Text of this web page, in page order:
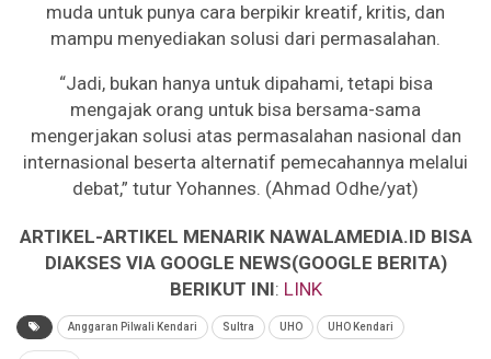
muda untuk punya cara berpikir kreatif, kritis, dan
mampu menyediakan solusi dari permasalahan.
“Jadi, bukan hanya untuk dipahami, tetapi bisa
mengajak orang untuk bisa bersama-sama
mengerjakan solusi atas permasalahan nasional dan
internasional beserta alternatif pemecahannya melalui
debat,” tutur Yohannes. (Ahmad Odhe/yat)
ARTIKEL-ARTIKEL MENARIK NAWALAMEDIA.ID BISA
DIAKSES VIA GOOGLE NEWS(GOOGLE BERITA)
BERIKUT INI: LINK
Anggaran Pilwali Kendari Sultra UHO UHO Kendari